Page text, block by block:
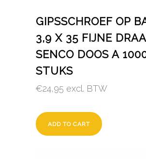
GIPSSCHROEF OP
3,9 X 35 FIJNE
SENCO DOOS A
STUKS
€24,95 excl. BTW
ADD TO CART